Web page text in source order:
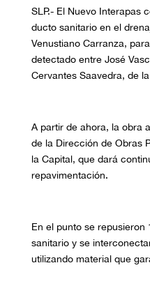
SLP.- El Nuevo Interapas
ducto sanitario en el
Venustiano Carranza,
detectado entre José
Cervantes Saavedra, de
A partir de ahora, la obra
de la Dirección de Obras
la Capital, que dará
repavimentación.
En el punto se repusieron
sanitario y se
utilizando material que